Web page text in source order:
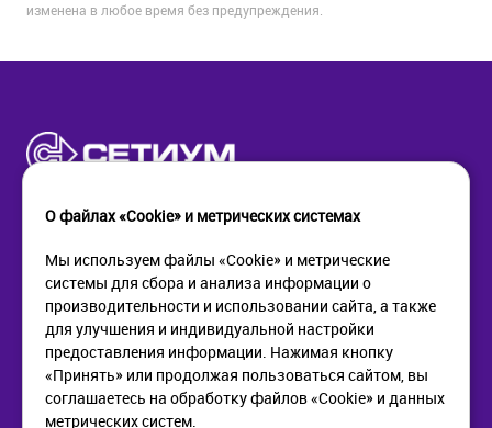
изменена в любое время без предупреждения.
КОМПАНИЯ
О компании
Новости
Контакты
ПОМОЩЬ
Как купить
Доставка
Возврат
О файлах «Cookie» и метрических системах
Мы используем файлы «Cookie» и метрические
системы для сбора и анализа информации о
производительности и использовании сайта, а также
для улучшения и индивидуальной настройки
предоставления информации. Нажимая кнопку
«Принять» или продолжая пользоваться сайтом, вы
соглашаетесь на обработку файлов «Cookie» и данных
метрических систем.